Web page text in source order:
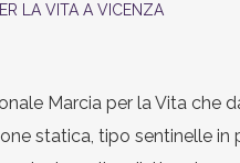
LA VITA A VICENZA
Marcia per la Vita che
statica, tipo sentinelle in